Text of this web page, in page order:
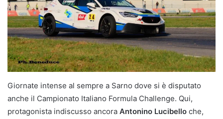
Giornate intense al sempre a Sarno dove si è disputato
anche il Campionato Italiano Formula Challenge. Qui,
protagonista indiscusso ancora Antonino Lucibello che,